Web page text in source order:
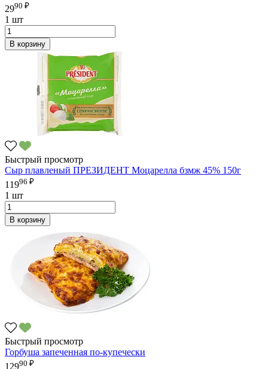
2990 ₽
1 шт
В корзину
Быстрый просмотр
Сыр плавленый ПРЕЗИДЕНТ Моцарелла бзмж 45% 150г
11996 ₽
1 шт
В корзину
Быстрый просмотр
Горбуша запеченная по-купечески
12990 ₽